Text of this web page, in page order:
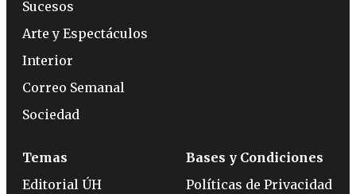
Sucesos
Arte y Espectáculos
Interior
Correo Semanal
Sociedad
Temas
Editorial ÚH
Bases y Condiciones
Políticas de Privacidad